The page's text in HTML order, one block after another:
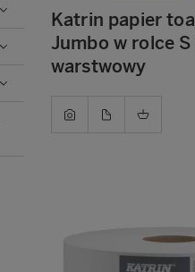
Katrin papier
Jumbo w rolce S
warstwowy